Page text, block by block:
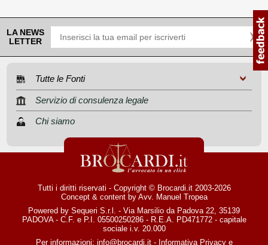
LA NEWS
LETTER
Tutte le Fonti
Servizio di consulenza legale
Chi siamo
Tutti i diritti riservati - Copyright © Brocardi.it 2003-2026
Concept & content by Avv. Manuel Tropea
Powered by Sequeri S.r.l. - Via Marsilio da Padova 22, 35139
PADOVA - C.F. e P.I. 05500250286 - R.E.A. PD471772 - capitale
sociale i.v. 20.000
Per informazioni: info@brocardi.it- Informativa Privacye